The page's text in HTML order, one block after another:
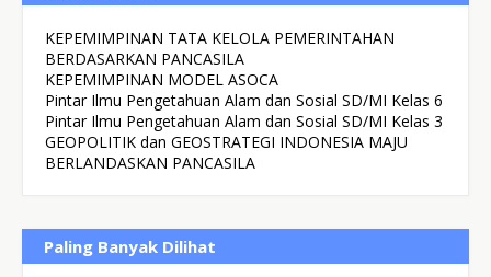
KEPEMIMPINAN TATA KELOLA PEMERINTAHAN
BERDASARKAN PANCASILA
KEPEMIMPINAN MODEL ASOCA
Pintar Ilmu Pengetahuan Alam dan Sosial SD/MI Kelas 6
Pintar Ilmu Pengetahuan Alam dan Sosial SD/MI Kelas 3
GEOPOLITIK dan GEOSTRATEGI INDONESIA MAJU
BERLANDASKAN PANCASILA
Paling Banyak Dilihat